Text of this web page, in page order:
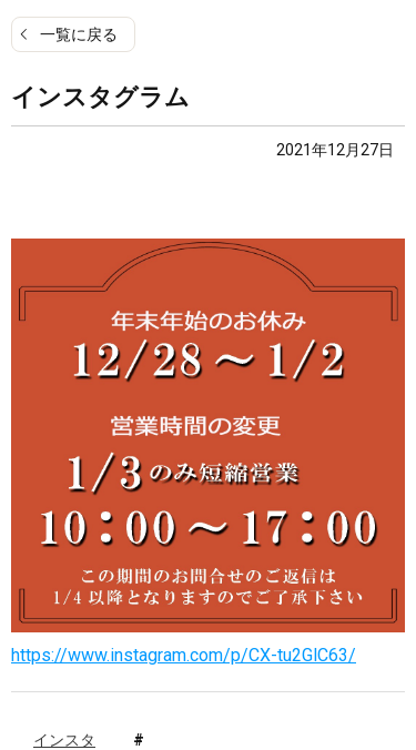
一覧に戻る
インスタグラム
2021年12月27日
https://www.instagram.com/p/CX-tu2GlC63/
インスタ